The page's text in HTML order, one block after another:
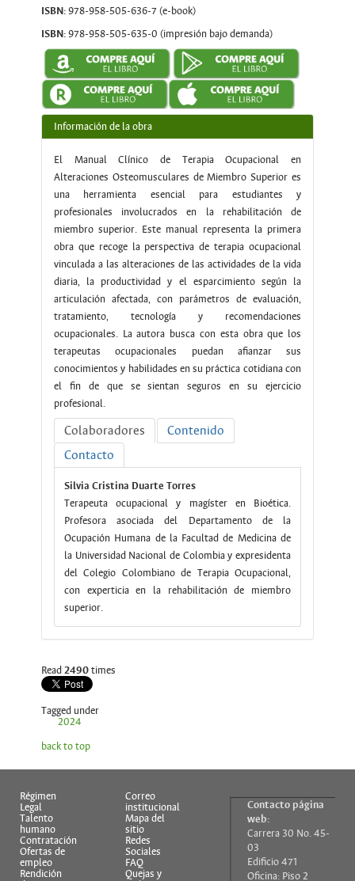
ISBN:978-958-505-636-7 (e-book)
ISBN:978-958-505-635-0 (impresión bajo demanda)
Información de la obra
El Manual Clínico de Terapia Ocupacional en
Alteraciones Osteomusculares de Miembro Superior es
una herramienta esencial para estudiantes y
profesionales involucrados en la rehabilitación de
miembro superior. Este manual representa la primera
obra que recoge la perspectiva de terapia ocupacional
vinculada a las alteraciones de las actividades de la vida
diaria, la productividad y el esparcimiento según la
articulación afectada, con parámetros de evaluación,
tratamiento, tecnología y recomendaciones
ocupacionales. La autora busca con esta obra que los
terapeutas ocupacionales puedan afianzar sus
conocimientos y habilidades en su práctica cotidiana con
el fin de que se sientan seguros en su ejercicio
profesional.
Colaboradores
Contenido
Contacto
Silvia Cristina Duarte Torres
Terapeuta ocupacional y magíster en Bioética.
Profesora asociada del Departamento de la
Ocupación Humana de la Facultad de Medicina de
la Universidad Nacional de Colombia y expresidenta
del Colegio Colombiano de Terapia Ocupacional,
con experticia en la rehabilitación de miembro
superior.
Read 2490times
Tagged under
2024
back to top
Régimen
Legal
Talento
humano
Contratación
Ofertas de
empleo
Rendición
Correo
institucional
Mapa del
sitio
Redes
Sociales
FAQ
Quejas y
Contacto página
web:
Carrera 30 No. 45-
03
Edificio 471
Oficina: Piso 2